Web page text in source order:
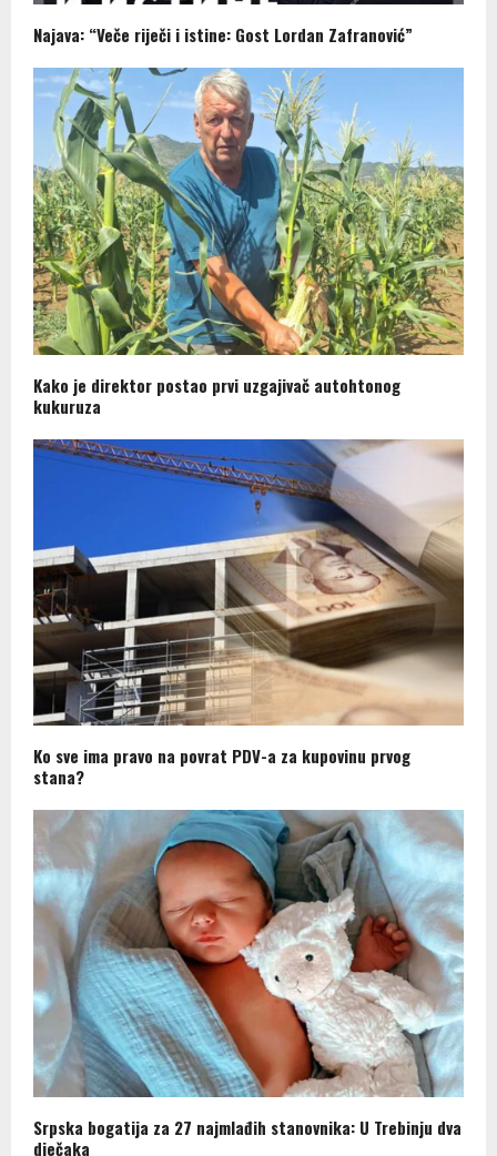
Najava: “Veče riječi i istine: Gost Lordan Zafranović”
Kako je direktor postao prvi uzgajivač autohtonog
kukuruza
Ko sve ima pravo na povrat PDV-a za kupovinu prvog
stana?
Srpska bogatija za 27 najmlađih stanovnika: U Trebinju dva
dječaka